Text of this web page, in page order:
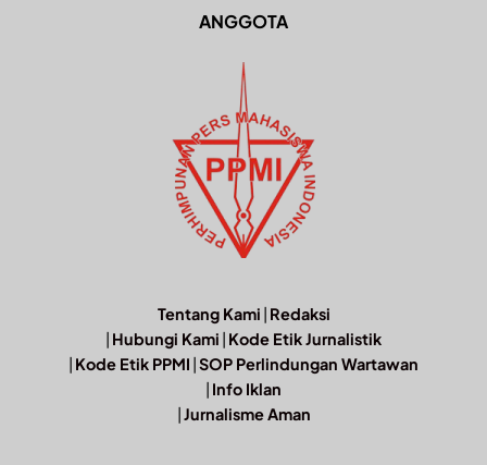
ANGGOTA
Tentang Kami | Redaksi
| Hubungi Kami | Kode Etik Jurnalistik
| Kode Etik PPMI |SOP Perlindungan Wartawan
| Info Iklan
|Jurnalisme Aman